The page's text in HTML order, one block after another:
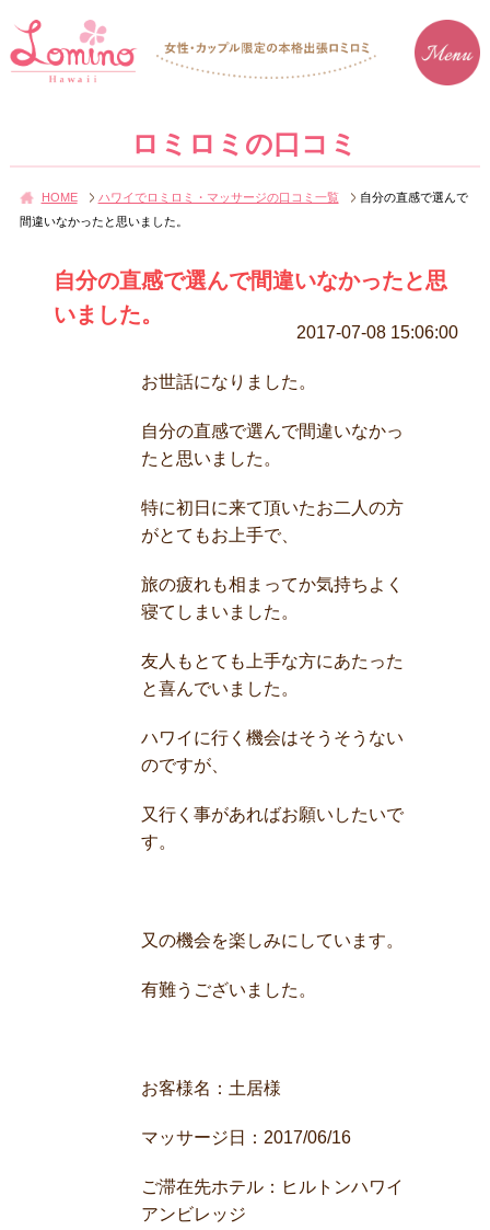
ロミロミの口コミ
HOME ハワイでロミロミ・マッサージの口コミ一覧
自分の直感で選んで
間違いなかったと思いました。
自分の直感で選んで間違いなかったと思
いました。
2017-07-08 15:06:00
お世話になりました。
自分の直感で選んで間違いなかっ
たと思いました。
特に初日に来て頂いたお二人の方
がとてもお上手で、
旅の疲れも相まってか気持ちよく
寝てしまいました。
友人もとても上手な方にあたった
と喜んでいました。
ハワイに行く機会はそうそうない
のですが、
又行く事があればお願いしたいで
す。
又の機会を楽しみにしています。
有難うございました。
お客様名：土居様
マッサージ日：2017/06/16
ご滞在先ホテル：ヒルトンハワイ
アンビレッジ